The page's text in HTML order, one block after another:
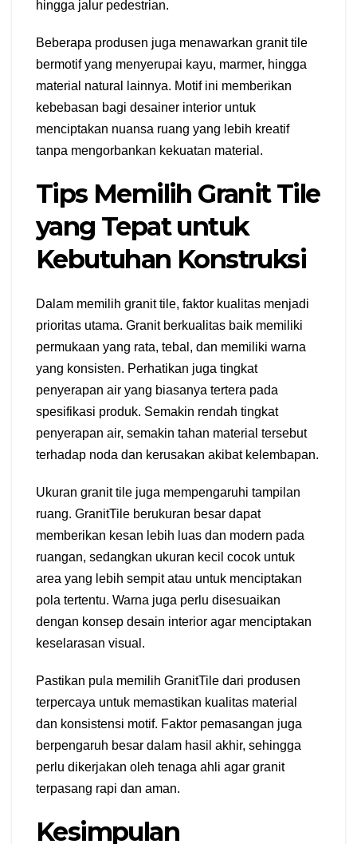
hingga jalur pedestrian.
Beberapa produsen juga menawarkan granit tile
bermotif yang menyerupai kayu, marmer, hingga
material natural lainnya. Motif ini memberikan
kebebasan bagi desainer interior untuk
menciptakan nuansa ruang yang lebih kreatif
tanpa mengorbankan kekuatan material.
Tips Memilih Granit Tile
yang Tepat untuk
Kebutuhan Konstruksi
Dalam memilih granit tile, faktor kualitas menjadi
prioritas utama. Granit berkualitas baik memiliki
permukaan yang rata, tebal, dan memiliki warna
yang konsisten. Perhatikan juga tingkat
penyerapan air yang biasanya tertera pada
spesifikasi produk. Semakin rendah tingkat
penyerapan air, semakin tahan material tersebut
terhadap noda dan kerusakan akibat kelembapan.
Ukuran granit tile juga mempengaruhi tampilan
ruang. GranitTile berukuran besar dapat
memberikan kesan lebih luas dan modern pada
ruangan, sedangkan ukuran kecil cocok untuk
area yang lebih sempit atau untuk menciptakan
pola tertentu. Warna juga perlu disesuaikan
dengan konsep desain interior agar menciptakan
keselarasan visual.
Pastikan pula memilih GranitTile dari produsen
terpercaya untuk memastikan kualitas material
dan konsistensi motif. Faktor pemasangan juga
berpengaruh besar dalam hasil akhir, sehingga
perlu dikerjakan oleh tenaga ahli agar granit
terpasang rapi dan aman.
Kesimpulan